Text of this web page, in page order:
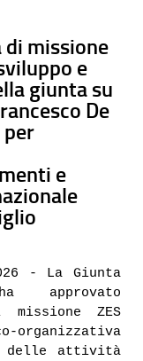
di missione
e
giunta su
De
e
- La Giunta
approvato
ZES
organizzativa
delle attività